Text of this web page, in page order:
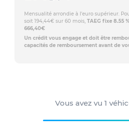
Mensualité arrondie à l'euro supérieur.
soit 194,44€ sur 60 mois, TAEG fixe 8.55
666,40€
Un crédit vous engage et doit être
capacités de remboursement avant de
Vous avez vu 1